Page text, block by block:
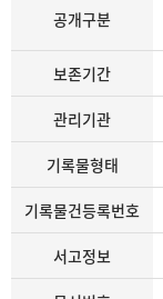
공개구분
보존기간
관리기관
기록물형태
기록물건등록번호
서고정보